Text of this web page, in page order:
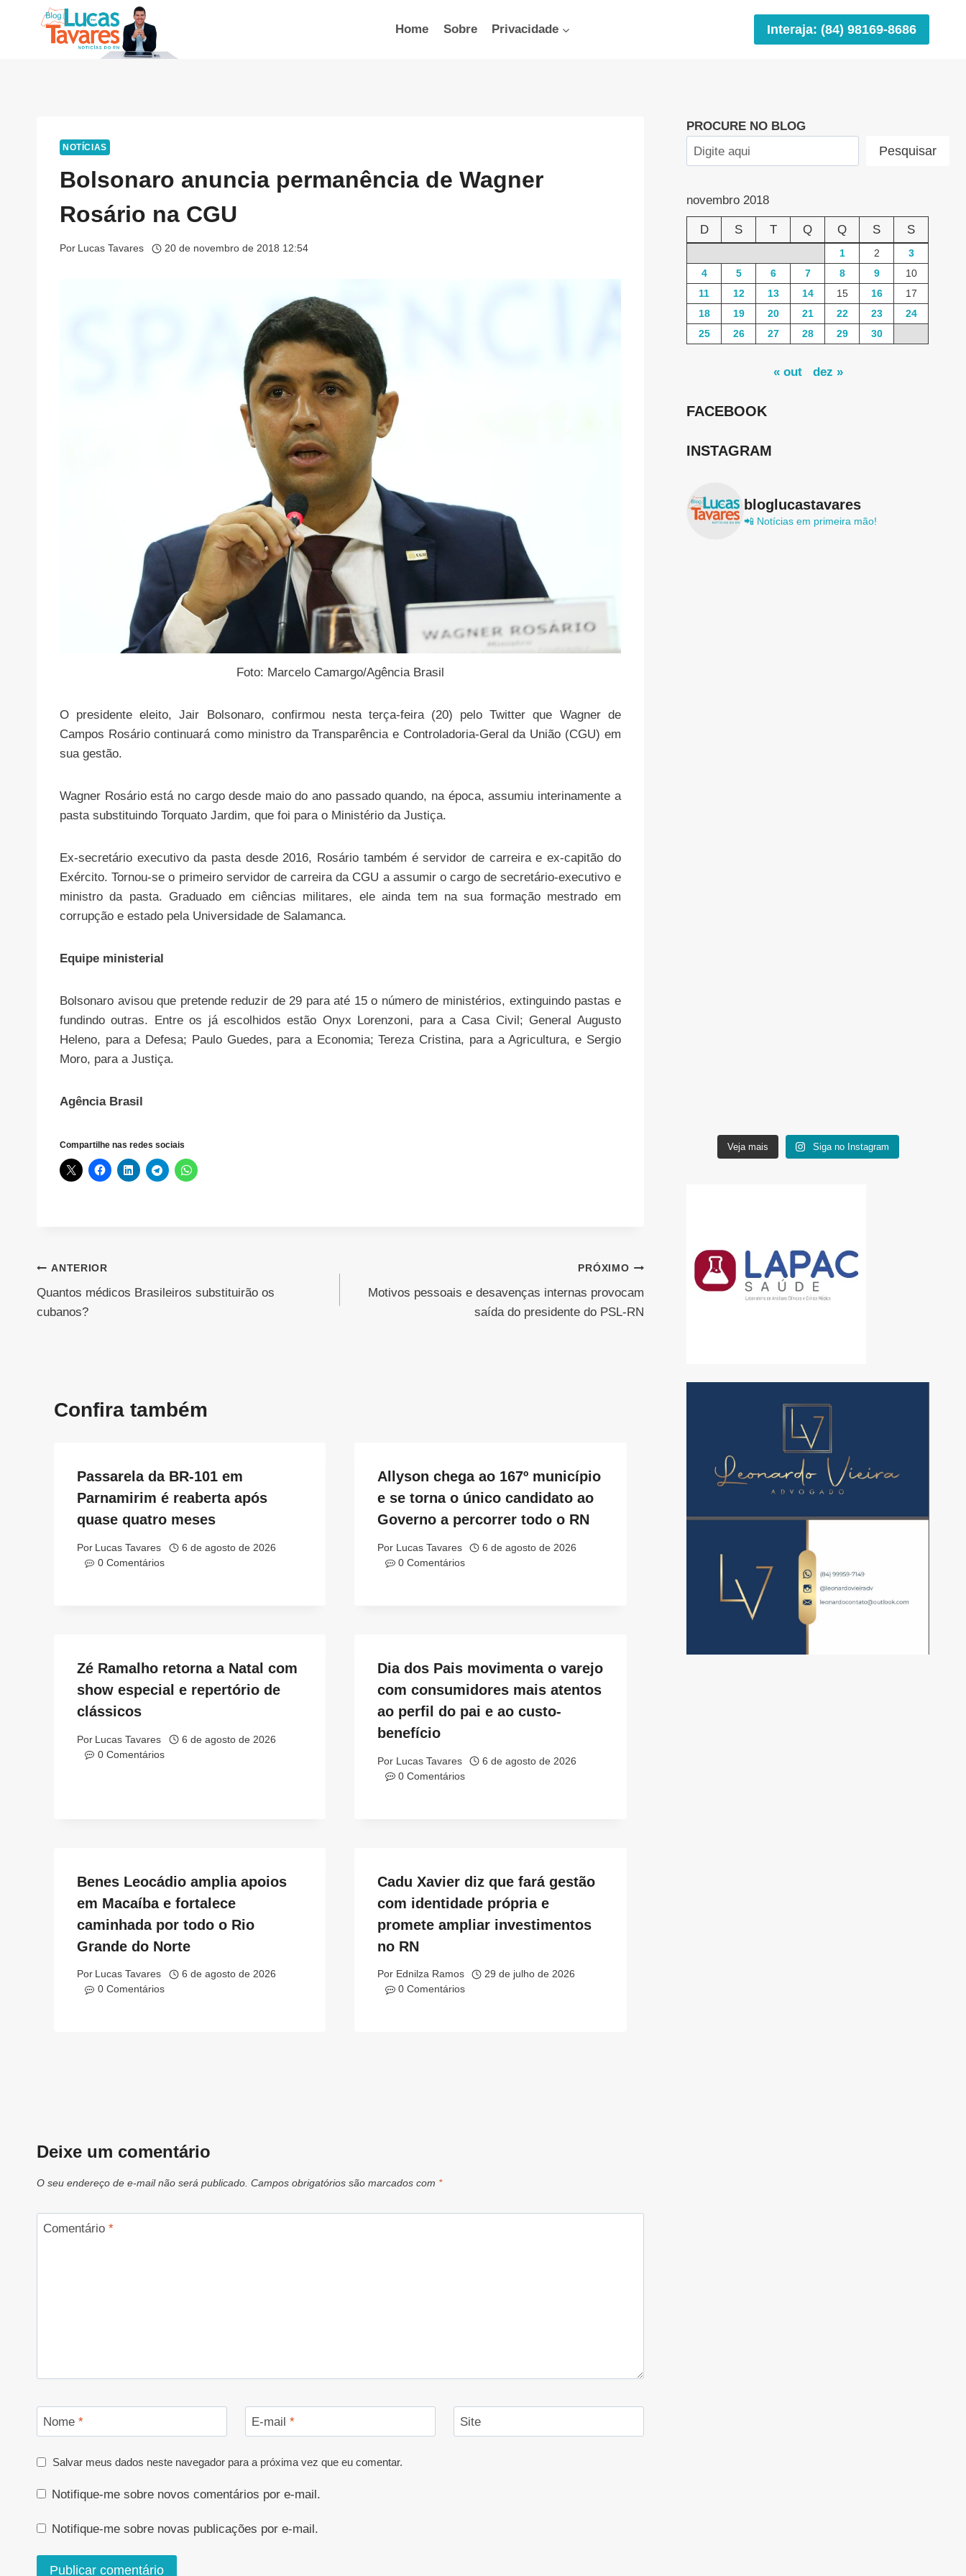
Home Sobre Privacidade Interaja: (84) 98169-8686
NOTÍCIAS
Bolsonaro anuncia permanência de Wagner
Rosário na CGU
Por Lucas Tavares 20 de novembro de 2018 12:54
Foto: Marcelo Camargo/Agência Brasil
O presidente eleito, Jair Bolsonaro, confirmou nesta terça-feira (20) pelo Twitter que Wagner de
Campos Rosário continuará como ministro da Transparência e Controladoria-Geral da União (CGU) em
sua gestão.
Wagner Rosário está no cargo desde maio do ano passado quando, na época, assumiu interinamente a
pasta substituindo Torquato Jardim, que foi para o Ministério da Justiça.
Ex-secretário executivo da pasta desde 2016, Rosário também é servidor de carreira e ex-capitão do
Exército. Tornou-se o primeiro servidor de carreira da CGU a assumir o cargo de secretário-executivo e
ministro da pasta. Graduado em ciências militares, ele ainda tem na sua formação mestrado em
corrupção e estado pela Universidade de Salamanca.
Equipe ministerial
Bolsonaro avisou que pretende reduzir de 29 para até 15 o número de ministérios, extinguindo pastas e
fundindo outras. Entre os já escolhidos estão Onyx Lorenzoni, para a Casa Civil; General Augusto
Heleno, para a Defesa; Paulo Guedes, para a Economia; Tereza Cristina, para a Agricultura, e Sergio
Moro, para a Justiça.
Agência Brasil
Compartilhe nas redes sociais
Navegação
de
ANTERIOR
Quantos médicos Brasileiros substituirão os
cubanos?
PRÓXIMO
Motivos pessoais e desavenças internas provocam
saída do presidente do PSL-RN
Confira também
Passarela da BR-101 em
Parnamirim é reaberta após
quase quatro meses
Por Lucas Tavares
6 de agosto de 2026
0 Comentários
Allyson chega ao 167º município
e se torna o único candidato ao
Governo a percorrer todo o RN
Por Lucas Tavares
6 de agosto de 2026
0 Comentários
Zé Ramalho retorna a Natal com
show especial e repertório de
clássicos
Por Lucas Tavares
6 de agosto de 2026
0 Comentários
Dia dos Pais movimenta o varejo
com consumidores mais atentos
ao perfil do pai e ao custo-
benefício
Por Lucas Tavares
6 de agosto de 2026
0 Comentários
Benes Leocádio amplia apoios
em Macaíba e fortalece
caminhada por todo o Rio
Grande do Norte
Por Lucas Tavares
6 de agosto de 2026
0 Comentários
Cadu Xavier diz que fará gestão
com identidade própria e
promete ampliar investimentos
no RN
Por Ednilza Ramos
29 de julho de 2026
0 Comentários
Deixe um comentário
O seu endereço de e-mail não será publicado. Campos obrigatórios são marcados com *
Comentário *
Nome * E-mail * Site
Salvar meus dados neste navegador para a próxima vez que eu comentar.
Notifique-me sobre novos comentários por e-mail.
Notifique-me sobre novas publicações por e-mail.
PROCURE NO BLOG
Pesquisar
novembro 2018
D S T Q Q S S
1 2
3
4
5 6 7 8 9
10
11
12 13 14 15 16
17
18
19 20 21 22 23
24
25
26 27 28 29 30
« out dez »
FACEBOOK
INSTAGRAM
bloglucastavares
📲 Notícias em primeira mão!
Veja mais Siga no Instagram